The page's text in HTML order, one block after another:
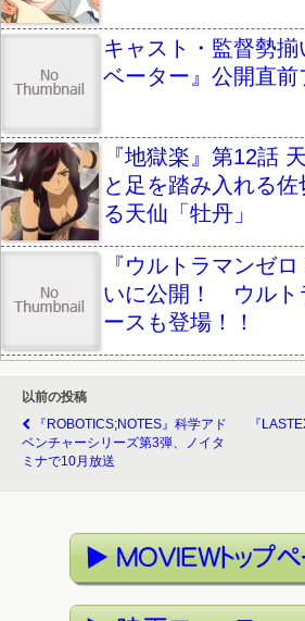
キャスト・監督勢
ベーター』公開直
『地獄楽』第12話
と足を踏み入れる
る天仙「牡丹」
『ウルトラマンゼ
いに公開！ ウルト
ースも登場！！
以前の投稿
『ROBOTICS;NOTES』科学アド
ベンチャーシリーズ第3弾、ノイタ
ミナで10月放送
『